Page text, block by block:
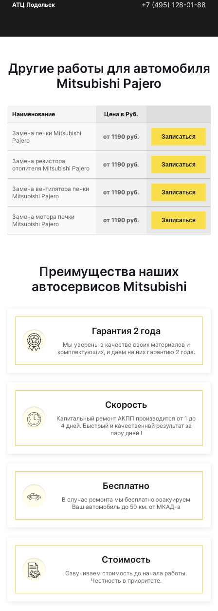
АТЦ Подольск +7 (495) 128-01-88
Другие работы для автомобиля
Mitsubishi Pajero
Наименование Цена в Руб.
Замена печки Mitsubishi
Pajero
от 1190 руб. Записаться
Замена резистора
отопителя Mitsubishi Pajero
от 1190 руб. Записаться
Замена вентилятора печки
Mitsubishi Pajero
от 1190 руб. Записаться
Замена мотора печки
Mitsubishi Pajero
от 1190 руб. Записаться
Преимущества наших
автосервисов Mitsubishi
Гарантия 2 года
Мы уверены в качестве своих материалов и
комплектующих, и даем на них гарантию 2 года.
Скорость
Капитальный ремонт АКПП производится от 1 до
4 дней. Быстрый и качественнвй результат за
пару дней !
Бесплатно
В случае ремонта мы бесплатно эвакуируем
Ваш автомобиль до 50 км. от МКАД-а
Стоимость
Озвучиваем стоимость до начала работы.
Честность в приоритете.